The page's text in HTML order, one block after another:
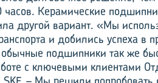
Керамические
другой вариант. «Мы
и добились успеха в
обычные подшипники так же
с ключевыми клиентами